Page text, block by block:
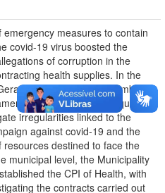
measures to contain
covid-19 virus boosted the
of corruption in the
health supplies. In the
the Legislative Assembly
Commission of Inquiry
irregularities linked to the
against covid-19 and the
resources destined to face the
municipal level, the Municipality
the CPI of Health, with
the contracts carried out